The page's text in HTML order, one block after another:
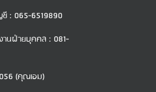
: 065-6519890
นฝ่ายบุคคล : 081-
(คุณเอม)